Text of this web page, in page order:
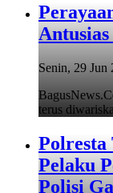
Senin, 29
terus
Polresta
Pelaku
Polisi